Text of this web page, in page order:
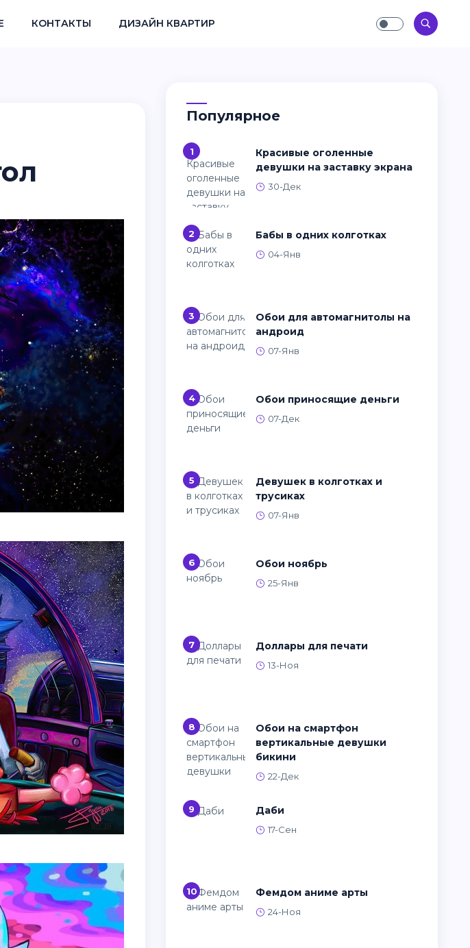
КОНТАКТЫ ДИЗАЙН КВАРТИР
Популярное
1
Красивые оголенные
девушки на заставку экрана
30-Дек
2 Бабы в одних колготках
04-Янв
3
Обои для автомагнитолы на
андроид
07-Янв
4 Обои приносящие деньги
07-Дек
5
Девушек в колготках и
трусиках
07-Янв
6 Обои ноябрь
25-Янв
7 Доллары для печати
13-Ноя
8
Обои на смартфон
вертикальные девушки
бикини
22-Дек
9 Даби
17-Сен
10 Фемдом аниме арты
24-Ноя